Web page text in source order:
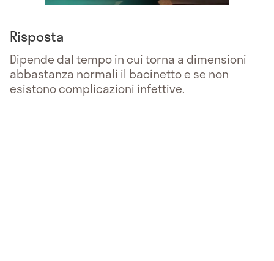
Risposta
Dipende dal tempo in cui torna a dimensioni
abbastanza normali il bacinetto e se non
esistono complicazioni infettive.